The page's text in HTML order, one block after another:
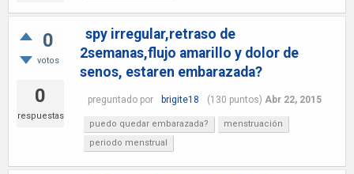
0
votos
0
respuestas
spy irregular,retraso de
2semanas,flujo amarillo y dolor de
senos, estaren embarazada?
preguntado por brigite18 (130 puntos) Abr 22, 2015
puedo quedar embarazada?
menstruación
periodo menstrual